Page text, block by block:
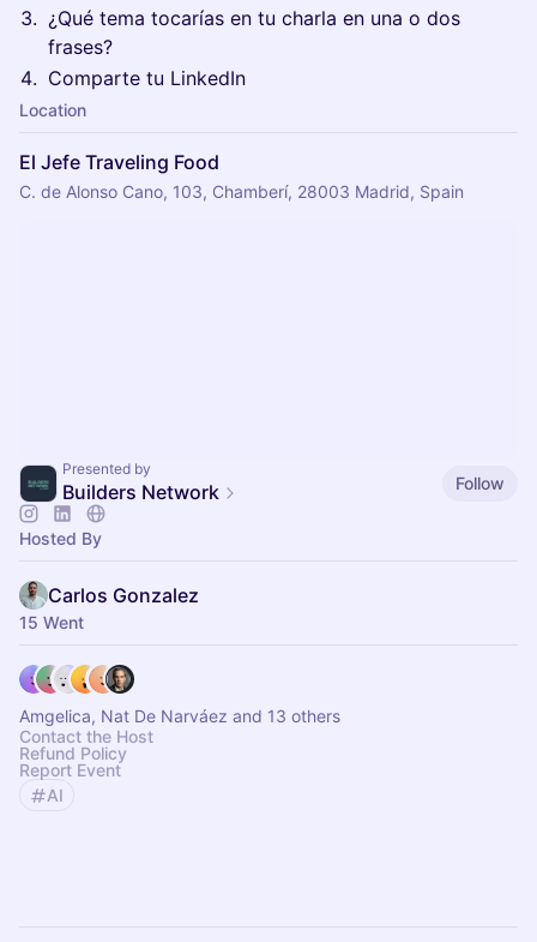
¿Qué tema tocarías en tu charla en una o dos
frases?
Comparte tu LinkedIn
Location
El Jefe Traveling Food
C. de Alonso Cano, 103, Chamberí, 28003 Madrid, Spain
Presented by
Builders Network Follow
Hosted By
Carlos Gonzalez
15 Went
Amgelica, Nat De Narváez and 13 others
Contact the Host
Refund Policy
Report Event
AI